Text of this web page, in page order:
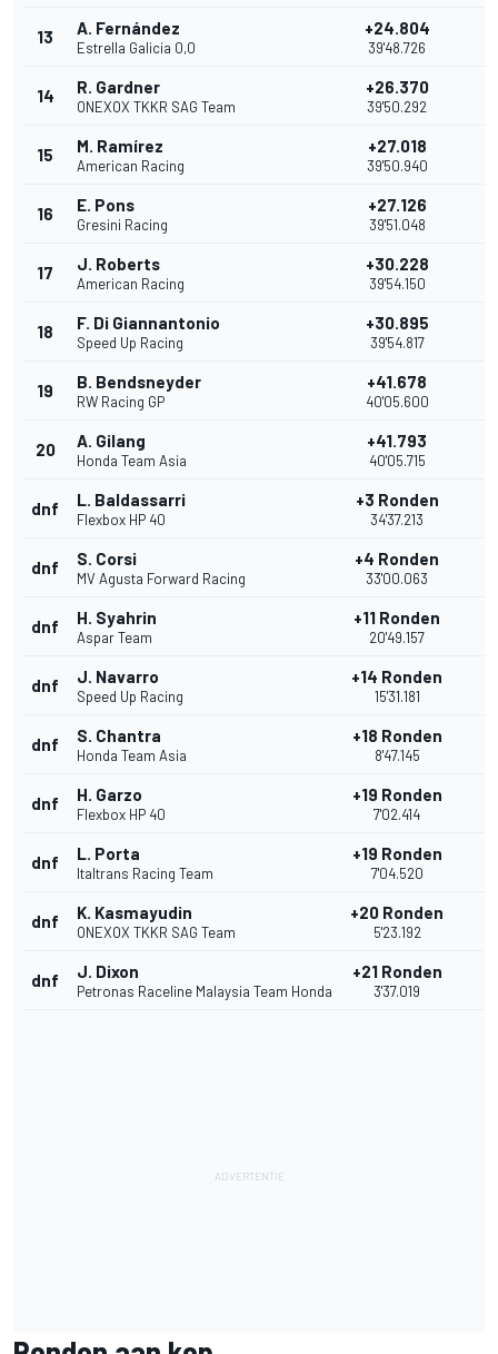
13 A. Fernández
Estrella Galicia 0,0
+24.804
39'48.726
14 R. Gardner
ONEXOX TKKR SAG Team
+26.370
39'50.292
15 M. Ramírez
American Racing
+27.018
39'50.940
16 E. Pons
Gresini Racing
+27.126
39'51.048
17 J. Roberts
American Racing
+30.228
39'54.150
18 F. Di Giannantonio
Speed Up Racing
+30.895
39'54.817
19 B. Bendsneyder
RW Racing GP
+41.678
40'05.600
20 A. Gilang
Honda Team Asia
+41.793
40'05.715
dnf L. Baldassarri
Flexbox HP 40
+3 Ronden
34'37.213
dnf S. Corsi
MV Agusta Forward Racing
+4 Ronden
33'00.063
dnf H. Syahrin
Aspar Team
+11 Ronden
20'49.157
dnf J. Navarro
Speed Up Racing
+14 Ronden
15'31.181
dnf S. Chantra
Honda Team Asia
+18 Ronden
8'47.145
dnf H. Garzo
Flexbox HP 40
+19 Ronden
7'02.414
dnf L. Porta
Italtrans Racing Team
+19 Ronden
7'04.520
dnf K. Kasmayudin
ONEXOX TKKR SAG Team
+20 Ronden
5'23.192
dnf J. Dixon
Petronas Raceline Malaysia Team Honda
+21 Ronden
3'37.019